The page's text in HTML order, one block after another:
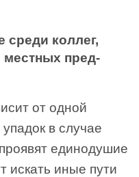
среди коллег,
местных пред­
от одной
в случае
единодушие
искать иные пути